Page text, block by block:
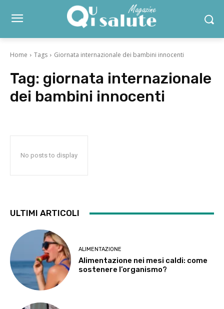
Home Tags Giornata internazionale dei bambini innocenti
Tag: giornata internazionale
dei bambini innocenti
No posts to display
ULTIMI ARTICOLI
ALIMENTAZIONE
Alimentazione nei mesi caldi: come
sostenere l’organismo?